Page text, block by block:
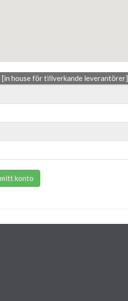
house för tillverkande leverantörer]
konto